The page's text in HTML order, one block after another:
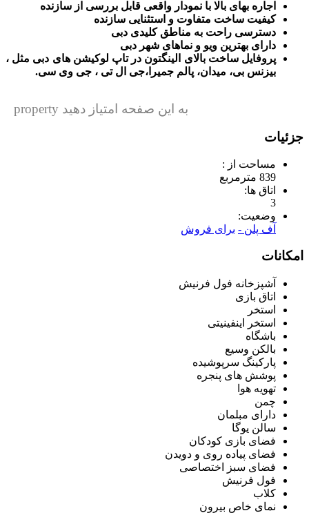
اجاره بهای بالا با نمودار واقعی قابل بررسی از سازنده
کیفیت ساخت متفاوت و استثنایی سازنده
دسترسی راحت به مناطق کلیدی دبی
دارای بهترین ویو و نماهای شهر دبی
پروفایل ساخت بالای الینگتون در تاپ لوکیشن های دبی مثل ،
بیزنس بی، میدان، پالم جمیرا،جی ال تی ، جی وی سی.
به این صفحه امتیاز دهید property
جزئیات
مساحت از :
839 مترمربع
اتاق ها:
3
وضعیت:
آف پلن - برای فروش
امکانات
آشپزخانه فول فرنیش
اتاق بازی
استخر
استخر اینفینیتی
باشگاه
بالکن وسیع
پارکینگ سرپوشیده
پوشش های پنجره
تهویه هوا
چمن
دارای مبلمان
سالن یوگا
فضای بازی کودکان
فضای پیاده روی و دویدن
فضای سبز اختصاصی
فول فرنیش
کلاب
نمای خاص بیرون